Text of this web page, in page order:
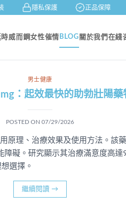
隱私保護 正品保障
威而鋼女性催情 BLOG 關於我們 在綫
男士健康
：起效最快的助勃壯陽藥
POSTED ON 07/29/2026
原理、治療效果及使用方法。該
礙。研究顯示其治療滿意度高
選擇。
繼續閱讀 →